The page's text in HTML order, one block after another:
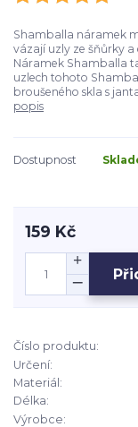
Shamballa náramek
vázají uzly ze šňůrky a
Náramek Shamballa
uzlech tohoto
broušeného skla s
popis
Dostupnost
159 Kč
Číslo produktu:
Určení:
Materiál:
Délka:
Výrobce: